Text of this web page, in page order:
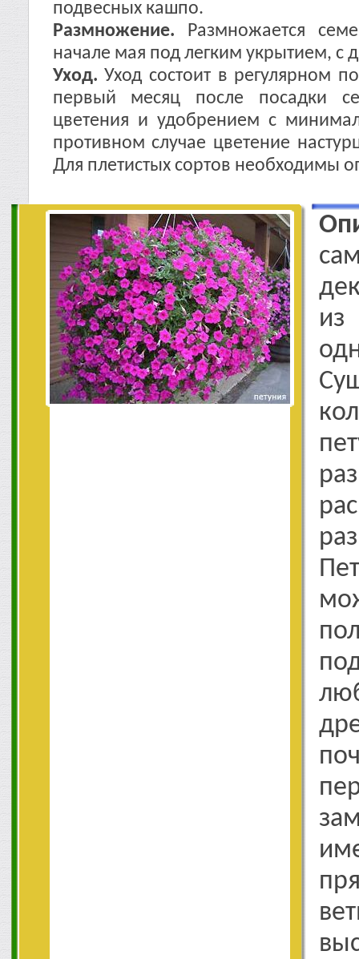
подвесных кашпо.
Размножение. Размножается
начале мая под легким укрытием,
Уход. Уход состоит в регулярном
первый месяц после посадки
цветения и удобрением с
противном случае цветение
Для плетистых сортов необходимы